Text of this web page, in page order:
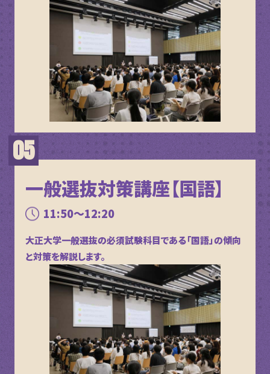
一般選抜対策講座【国語】
11:50～12:20
大正大学一般選抜の必須試験科目である「国語」の傾向
と対策を解説します。